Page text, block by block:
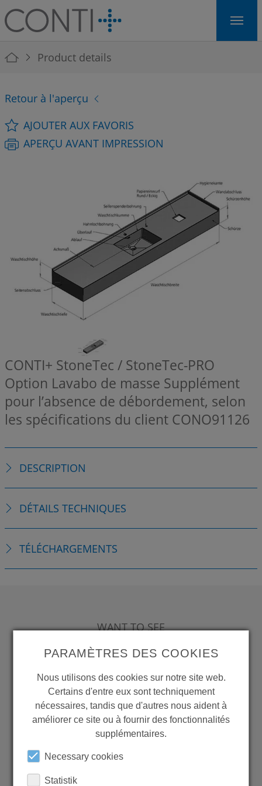
Skip to main navigation
Skip to main content
Skip to page footer
You are here:
Product details
Retour à l'aperçu
AJOUTER AUX FAVORIS
APERÇU AVANT IMPRESSION
CONTI+ StoneTec / StoneTec-PRO
Option Lavabo de masse Supplément
pour l’absence de débordement, selon
les spécifications du client CONO91126
DESCRIPTION
DÉTAILS TECHNIQUES
TÉLÉCHARGEMENTS
WANT TO SEE
MORE PRODUCTS?
Back to overview
PARAMÈTRES DES COOKIES
Nous utilisons des cookies sur notre site web.
Certains d'entre eux sont techniquement
nécessaires, tandis que d'autres nous aident à
améliorer ce site ou à fournir des fonctionnalités
supplémentaires.
Necessary cookies
Statistik